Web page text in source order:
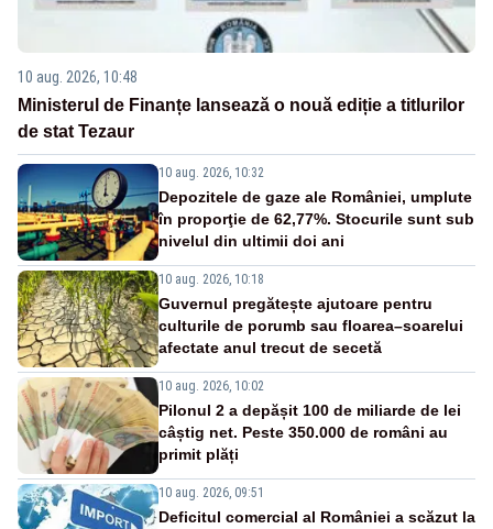
10 aug. 2026, 10:48
Ministerul de Finanțe lansează o nouă ediție a titlurilor
de stat Tezaur
10 aug. 2026, 10:32
Depozitele de gaze ale României, umplute
în proporţie de 62,77%. Stocurile sunt sub
nivelul din ultimii doi ani
10 aug. 2026, 10:18
Guvernul pregătește ajutoare pentru
culturile de porumb sau floarea–soarelui
afectate anul trecut de secetă
10 aug. 2026, 10:02
Pilonul 2 a depășit 100 de miliarde de lei
câștig net. Peste 350.000 de români au
primit plăți
10 aug. 2026, 09:51
Deficitul comercial al României a scăzut la